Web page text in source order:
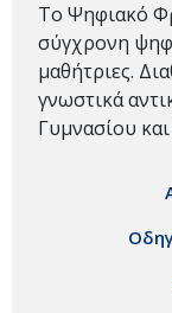
Το Ψηφιακό
σύγχρονη
μαθήτριες.
γνωστικά
Γυμνασίου